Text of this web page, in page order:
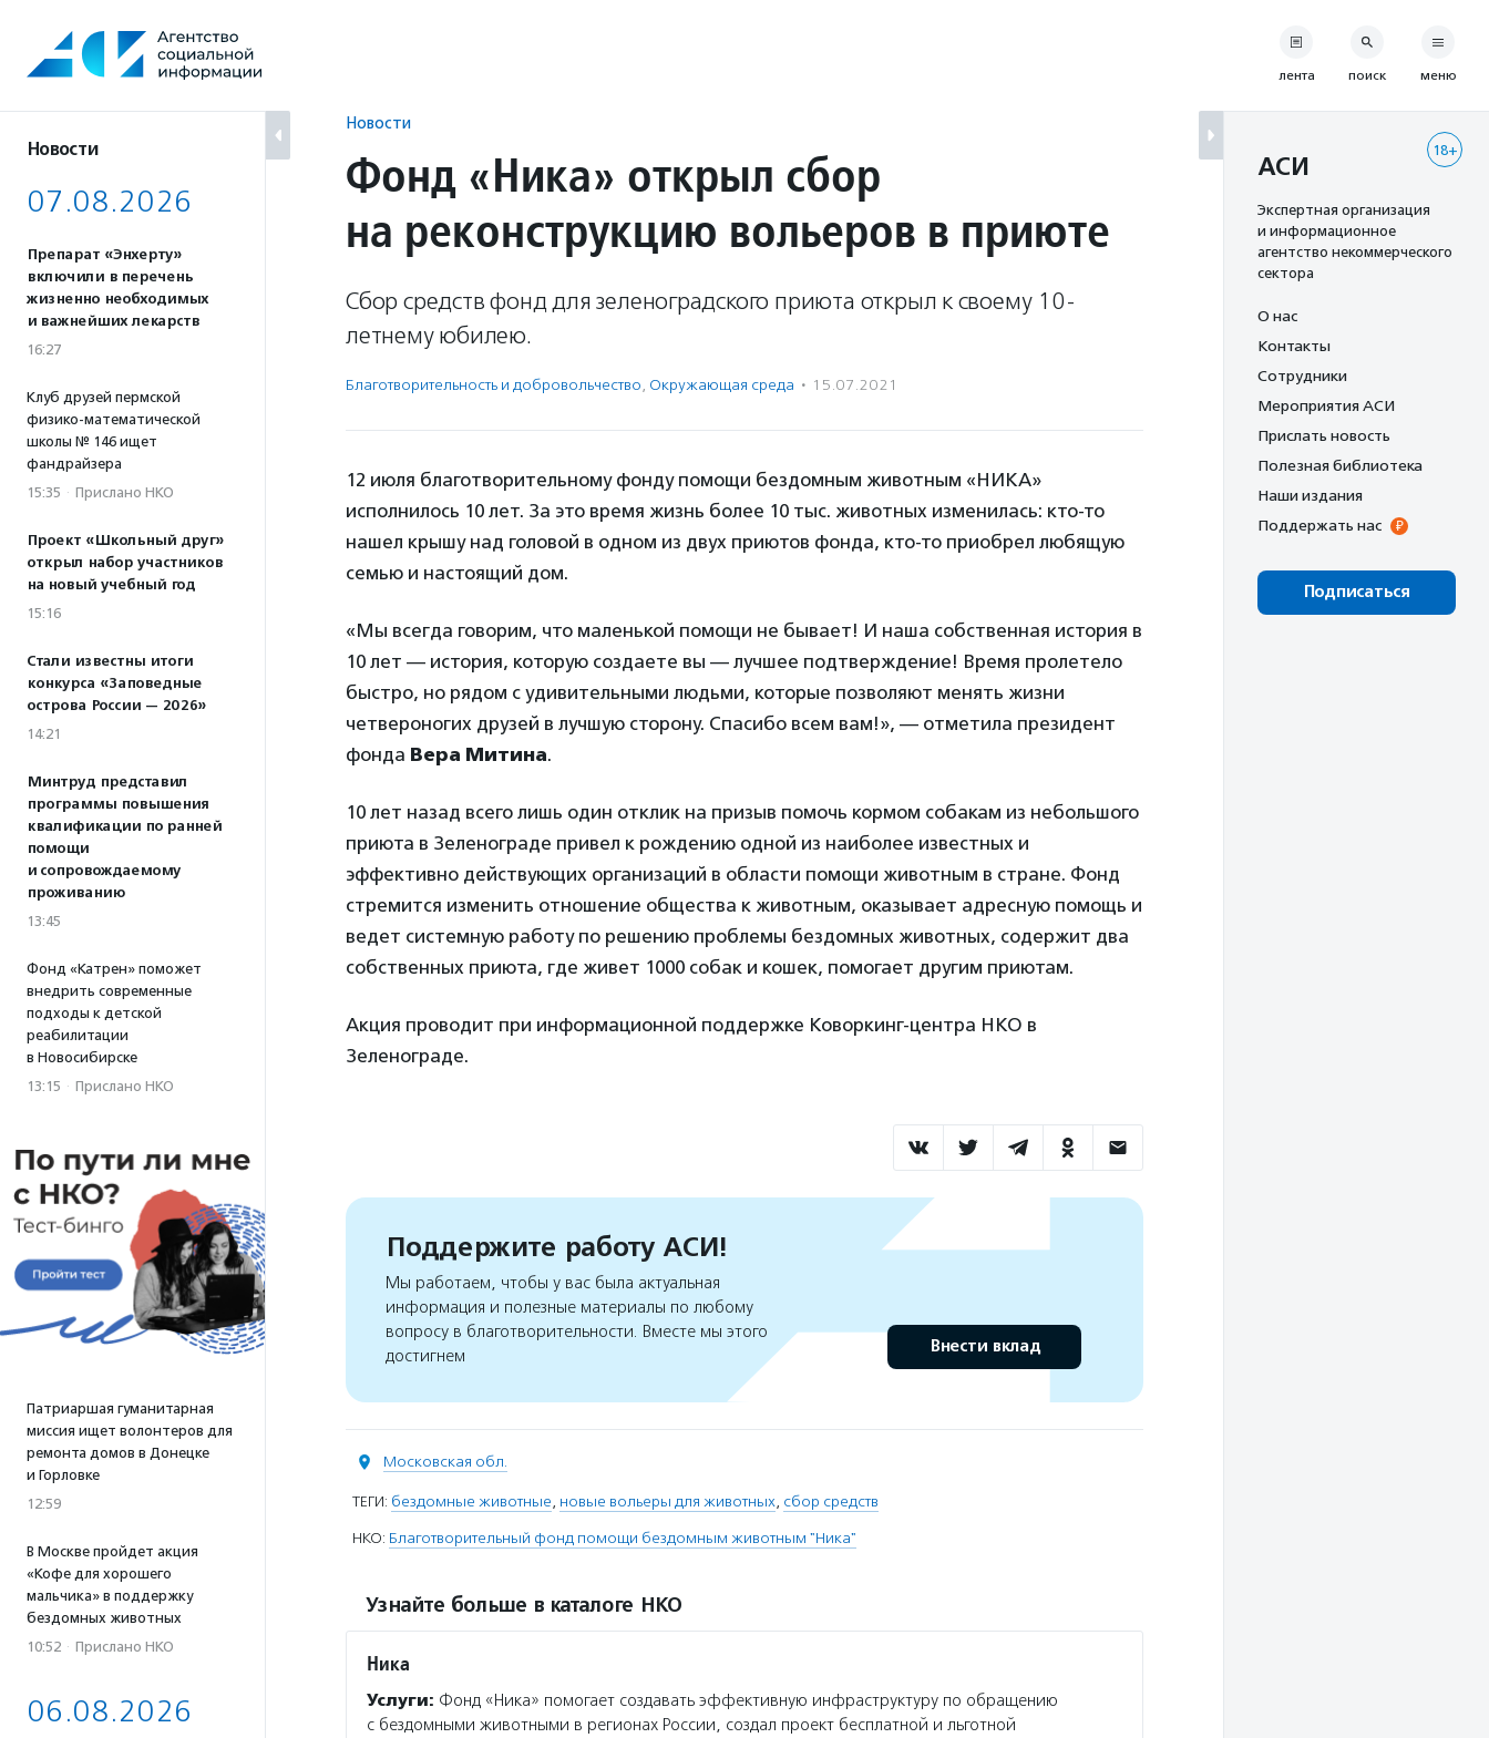
содержанию
Новости
07.08.2026
Препарат «Энхерту»
включили в перечень
жизненно необходимых
и важнейших лекарств
16:27
Клуб друзей пермской
физико-математической
школы № 146 ищет
фандрайзера
15:35 · Прислано НКО
Проект «Школьный друг»
открыл набор участников
на новый учебный год
15:16
Стали известны итоги
конкурса «Заповедные
острова России — 2026»
14:21
Минтруд представил
программы повышения
квалификации по ранней
помощи
и сопровождаемому
проживанию
13:45
Фонд «Катрен» поможет
внедрить современные
подходы к детской
реабилитации
в Новосибирске
13:15 · Прислано НКО
Патриаршая гуманитарная
миссия ищет волонтеров для
ремонта домов в Донецке
и Горловке
12:59
В Москве пройдет акция
«Кофе для хорошего
мальчика» в поддержку
бездомных животных
10:52 · Прислано НКО
06.08.2026
Новости
Фонд «Ника» открыл сбор
на реконструкцию вольеров в приюте
Сбор средств фонд для зеленоградского приюта открыл к своему 10-
летнему юбилею.
Благотвори­тель­ность и доброволь­чест­во, Окружающая среда · 15.07.2021
12 июля благотворительному фонду помощи бездомным животным «НИКА»
исполнилось 10 лет. За это время жизнь более 10 тыс. животных изменилась: кто-то
нашел крышу над головой в одном из двух приютов фонда, кто-то приобрел любящую
семью и настоящий дом.
«Мы всегда говорим, что маленькой помощи не бывает! И наша собственная история в
10 лет — история, которую создаете вы — лучшее подтверждение! Время пролетело
быстро, но рядом с удивительными людьми, которые позволяют менять жизни
четвероногих друзей в лучшую сторону. Спасибо всем вам!», — отметила президент
фонда Вера Митина.
10 лет назад всего лишь один отклик на призыв помочь кормом собакам из небольшого
приюта в Зеленограде привел к рождению одной из наиболее известных и
эффективно действующих организаций в области помощи животным в стране. Фонд
стремится изменить отношение общества к животным, оказывает адресную помощь и
ведет системную работу по решению проблемы бездомных животных, содержит два
собственных приюта, где живет 1000 собак и кошек, помогает другим приютам.
Акция проводит при информационной поддержке Коворкинг-центра НКО в
Зеленограде.
Поддержите работу АСИ!
Мы работаем, чтобы у вас была актуальная
информация и полезные материалы по любому
вопросу в благотворительности. Вместе мы этого
достигнем
Внести вклад
Московская обл.
ТЕГИ: бездомные животные, новые вольеры для животных, сбор средств
НКО: Благотворительный фонд помощи бездомным животным "Ника"
Узнайте больше в каталоге НКО
Ника
Услуги: Фонд «Ника» помогает создавать эффективную инфраструктуру по обращению
с бездомными животными в регионах России, создал проект бесплатной и льготной
лента поиск меню
18+
АСИ
Экспертная организация
и информационное
агентство некоммерческого
сектора
О нас
Контакты
Сотрудники
Мероприятия АСИ
Прислать новость
Полезная библиотека
Наши издания
Поддержать нас
Подписаться